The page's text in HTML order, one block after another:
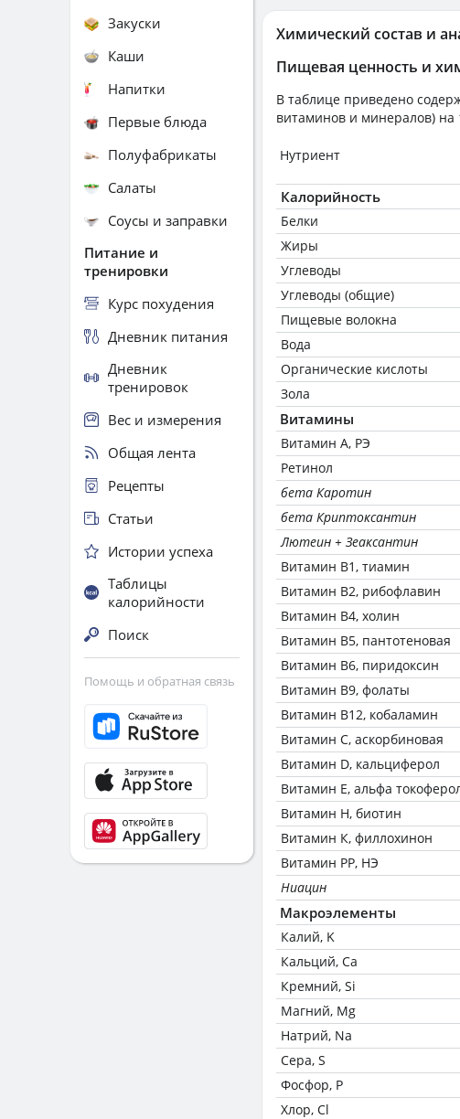
Химический состав и
Пищевая ценность и
В таблице приведено
витаминов и минералов) на
Нутриент
Калорийность
Белки
Жиры
Углеводы
Углеводы (общие)
Пищевые волокна
Вода
Органические кислоты
Зола
Витамины
Витамин А, РЭ
Ретинол
бета Каротин
бета Криптоксантин
Лютеин + Зеаксантин
Витамин В1, тиамин
Витамин В2, рибофлавин
Витамин В4, холин
Витамин В5, пантотеновая
Витамин В6, пиридоксин
Витамин В9, фолаты
Витамин В12, кобаламин
Витамин C, аскорбиновая
Витамин D, кальциферол
Витамин Е, альфа
Витамин Н, биотин
Витамин К, филлохинон
Витамин РР, НЭ
Ниацин
Макроэлементы
Калий, K
Кальций, Ca
Кремний, Si
Магний, Mg
Натрий, Na
Сера, S
Фосфор, P
Хлор, Cl
Закуски
Каши
Напитки
Первые блюда
Полуфабрикаты
Салаты
Соусы и заправки
Питание и
тренировки
Курс похудения
Дневник питания
Дневник
тренировок
Вес и измерения
Общая лента
Рецепты
Статьи
Истории успеха
Таблицы
калорийности
Поиск
Помощь и обратная связь